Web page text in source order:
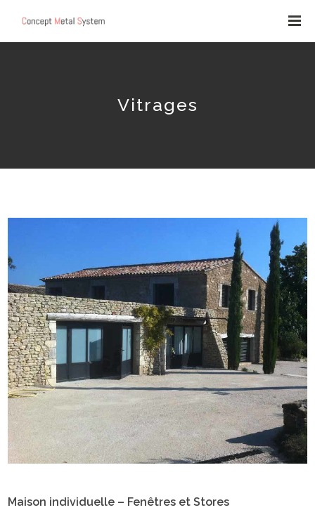
Vitrages
Maison individuelle – Fenêtres et Stores